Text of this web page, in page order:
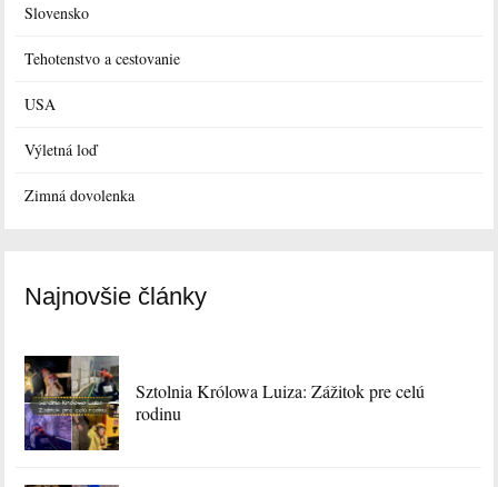
Slovensko
Tehotenstvo a cestovanie
USA
Výletná loď
Zimná dovolenka
Najnovšie články
Sztolnia Królowa Luiza: Zážitok pre celú
rodinu